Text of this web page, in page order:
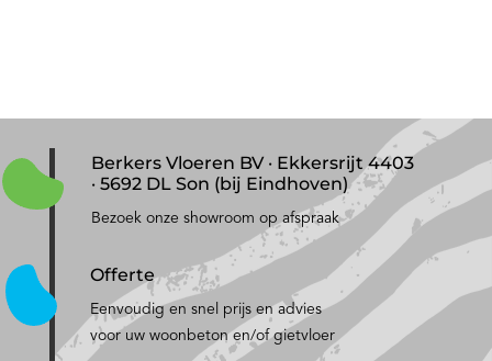
Berkers Vloeren BV · Ekkersrijt 4403
· 5692 DL Son (bij Eindhoven)
Bezoek onze showroom op afspraak
Offerte
Eenvoudig en snel prijs en advies
voor uw woonbeton en/of gietvloer